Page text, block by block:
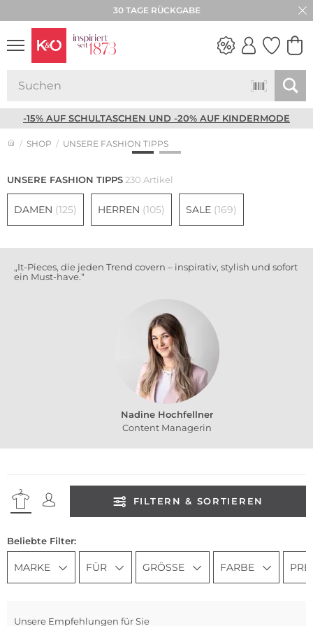
★★★★★ 4,8 / 5,0 STERNE
-15% AUF SCHULTASCHEN UND -20% AUF KINDERMODE
SHOP UNSERE FASHION TIPPS
UNSERE FASHION TIPPS230 Artikel
DAMEN (125) HERREN (105) SALE (169)
„It-Pieces, die jeden Trend covern – inspirativ, stylish und sofort
ein Must-have.“
Nadine Hochfellner
Content Managerin
FILTERN & SORTIEREN
Beliebte Filter:
MARKE FÜR GRÖSSE FARBE
Unsere Empfehlungen für Sie